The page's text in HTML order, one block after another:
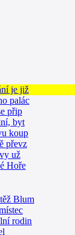
je již
palác
přip
byt
koup
převz
už
Hoře
Blum
rodin